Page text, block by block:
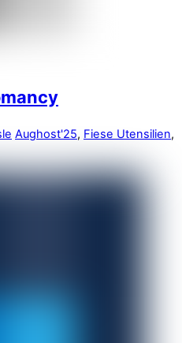
Aughost'25, Fiese Utensilien,